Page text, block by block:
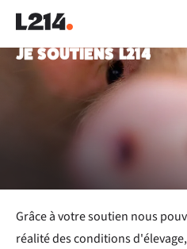
JE SOUTIENS L214
Grâce à votre soutien nous
réalité des conditions